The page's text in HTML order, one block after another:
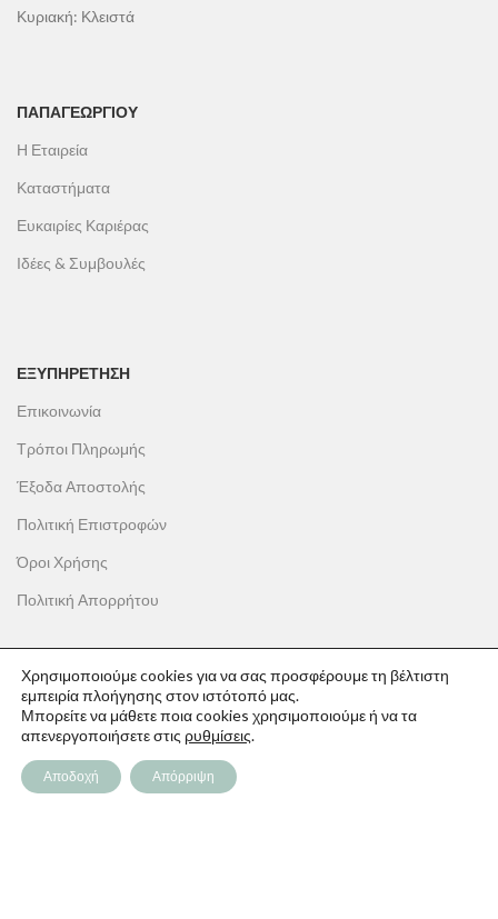
Κυριακή: Κλειστά
ΠΑΠΑΓΕΩΡΓΊΟΥ
Η Εταιρεία
Καταστήματα
Ευκαιρίες Καριέρας
Ιδέες & Συμβουλές
ΕΞΥΠΗΡΕΤΗΣΗ
Επικοινωνία
Τρόποι Πληρωμής
Έξοδα Αποστολής
Πολιτική Επιστροφών
Όροι Χρήσης
Πολιτική Απορρήτου
ΟΙ ΑΓΟΡΕΣ ΣΟΥ
Ο λογαριασμός μου
Το καλάθι σου
Χρησιμοποιούμε cookies για να σας προσφέρουμε τη βέλτιστη
εμπειρία πλοήγησης στον ιστότοπό μας.
Μπορείτε να μάθετε ποια cookies χρησιμοποιούμε ή να τα
απενεργοποιήσετε στις ρυθμίσεις.
Αποδοχή Απόρριψη